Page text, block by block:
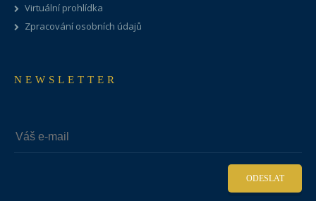
Virtuální prohlídka
Zpracování osobních údajů
NEWSLETTER
ODESLAT